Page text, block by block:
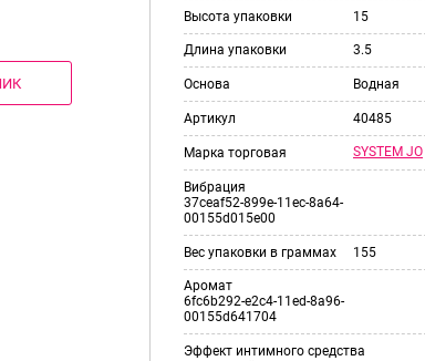
Высота упаковки 15
Длина упаковки 3.5
Основа Водная
Артикул 40485
Марка торговая SYSTEM JO
Вибрация
37ceaf52-899e-11ec-8a64-
00155d015e00
Вес упаковки в граммах 155
Аромат
6fc6b292-e2c4-11ed-8a96-
00155d641704
Эффект интимного средства